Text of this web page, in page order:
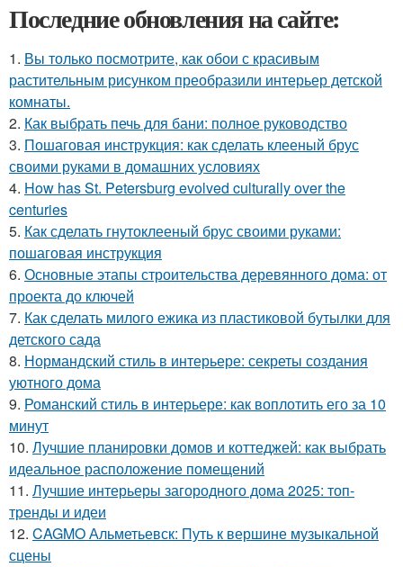
Последние обновления на сайте:
1. Вы только посмотрите, как обои с красивым
растительным рисунком преобразили интерьер детской
комнаты.
2. Как выбрать печь для бани: полное руководство
3. Пошаговая инструкция: как сделать клееный брус
своими руками в домашних условиях
4. How has St. Petersburg evolved culturally over the
centuries
5. Как сделать гнутоклееный брус своими руками:
пошаговая инструкция
6. Основные этапы строительства деревянного дома: от
проекта до ключей
7. Как сделать милого ежика из пластиковой бутылки для
детского сада
8. Нормандский стиль в интерьере: секреты создания
уютного дома
9. Романский стиль в интерьере: как воплотить его за 10
минут
10. Лучшие планировки домов и коттеджей: как выбрать
идеальное расположение помещений
11. Лучшие интерьеры загородного дома 2025: топ-
тренды и идеи
12. CAGMO Альметьевск: Путь к вершине музыкальной
сцены